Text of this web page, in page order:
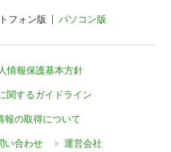
フォン版 パソコン版
情報保護基本方針
関するガイドライン
報の取得について
い合わせ 運営会社